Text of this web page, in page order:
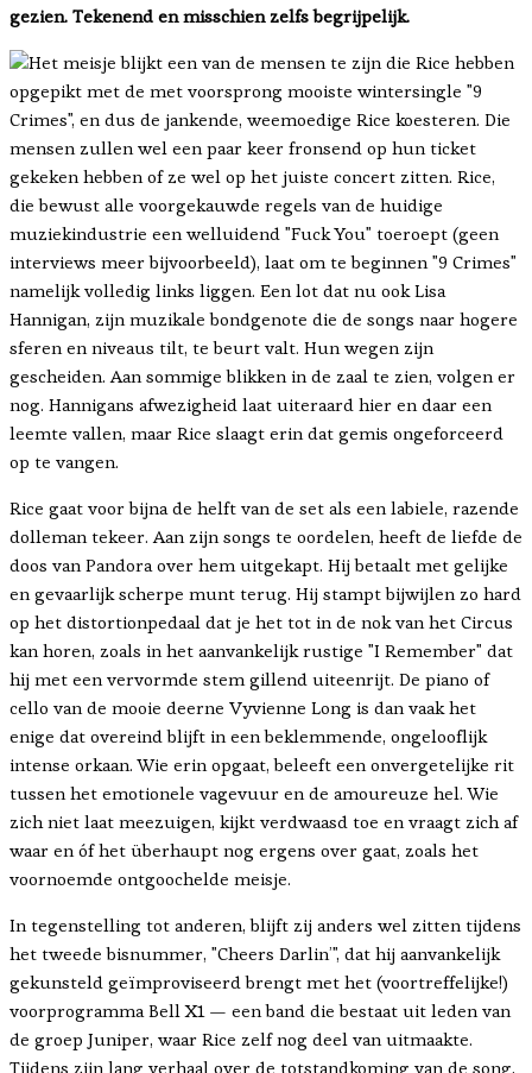
gezien. Tekenend en misschien zelfs begrijpelijk.
Het meisje blijkt een van de mensen te zijn die Rice hebben
opgepikt met de met voorsprong mooiste wintersingle "9
Crimes", en dus de jankende, weemoedige Rice koesteren. Die
mensen zullen wel een paar keer fronsend op hun ticket
gekeken hebben of ze wel op het juiste concert zitten. Rice,
die bewust alle voorgekauwde regels van de huidige
muziekindustrie een welluidend "Fuck You" toeroept (geen
interviews meer bijvoorbeeld), laat om te beginnen "9 Crimes"
namelijk volledig links liggen. Een lot dat nu ook Lisa
Hannigan, zijn muzikale bondgenote die de songs naar hogere
sferen en niveaus tilt, te beurt valt. Hun wegen zijn
gescheiden. Aan sommige blikken in de zaal te zien, volgen er
nog. Hannigans afwezigheid laat uiteraard hier en daar een
leemte vallen, maar Rice slaagt erin dat gemis ongeforceerd
op te vangen.
Rice gaat voor bijna de helft van de set als een labiele, razende
dolleman tekeer. Aan zijn songs te oordelen, heeft de liefde de
doos van Pandora over hem uitgekapt. Hij betaalt met gelijke
en gevaarlijk scherpe munt terug. Hij stampt bijwijlen zo hard
op het distortionpedaal dat je het tot in de nok van het Circus
kan horen, zoals in het aanvankelijk rustige "I Remember" dat
hij met een vervormde stem gillend uiteenrijt. De piano of
cello van de mooie deerne Vyvienne Long is dan vaak het
enige dat overeind blijft in een beklemmende, ongelooflijk
intense orkaan. Wie erin opgaat, beleeft een onvergetelijke rit
tussen het emotionele vagevuur en de amoureuze hel. Wie
zich niet laat meezuigen, kijkt verdwaasd toe en vraagt zich af
waar en óf het überhaupt nog ergens over gaat, zoals het
voornoemde ontgoochelde meisje.
In tegenstelling tot anderen, blijft zij anders wel zitten tijdens
het tweede bisnummer, "Cheers Darlin’", dat hij aanvankelijk
gekunsteld geïmproviseerd brengt met het (voortreffelijke!)
voorprogramma Bell X1 — een band die bestaat uit leden van
de groep Juniper, waar Rice zelf nog deel van uitmaakte.
Tijdens zijn lang verhaal over de totstandkoming van de song,